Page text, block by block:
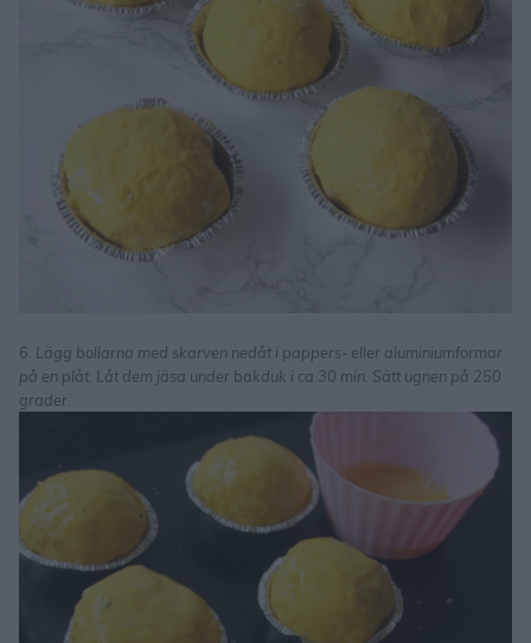
6. Lägg bollarna med skarven nedåt i pappers- eller aluminiumformar
på en plåt. Låt dem jäsa under bakduk i ca 30 min. Sätt ugnen på 250
grader.